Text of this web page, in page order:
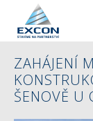
ZAHÁJENÍ
ŠENOVĚ U